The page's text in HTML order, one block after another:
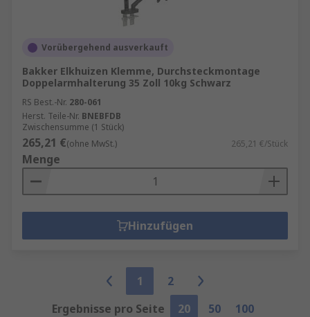
Vorübergehend ausverkauft
Bakker Elkhuizen Klemme, Durchsteckmontage
Doppelarmhalterung 35 Zoll 10kg Schwarz
RS Best.-Nr. 280-061
Herst. Teile-Nr. BNEBFDB
Zwischensumme (1 Stück)
265,21 €(ohne MwSt.) 265,21 €/Stück
Menge
Hinzufügen
1
2
Ergebnisse pro Seite
20 50 100